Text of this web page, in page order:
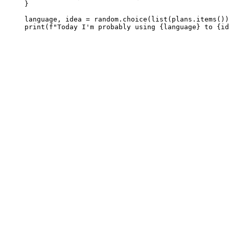
}
language, idea = random.choice( list
print ( f "Today I'm probably using { language } to {